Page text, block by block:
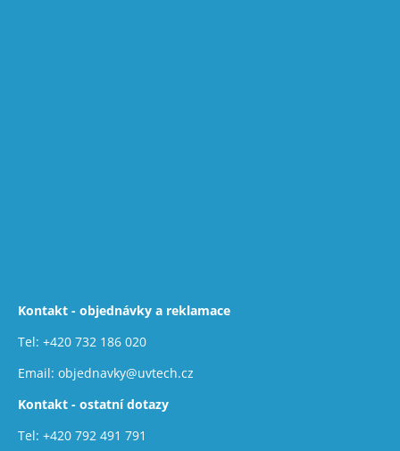
Kontakt - objednávky a reklamace
Tel: +420 732 186 020
Email: objednavky@uvtech.cz
Kontakt - ostatní dotazy
Tel: +420 792 491 791